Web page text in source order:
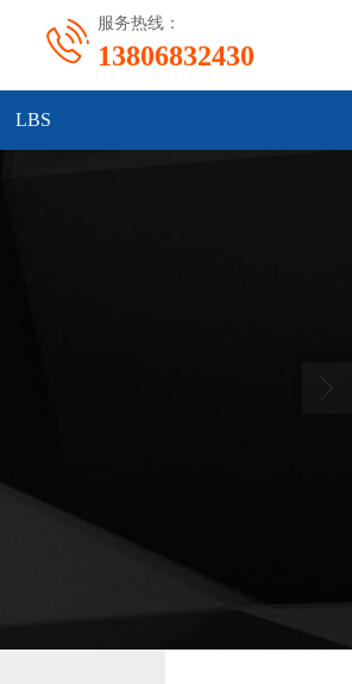
服务热线：
13806832430
LBS